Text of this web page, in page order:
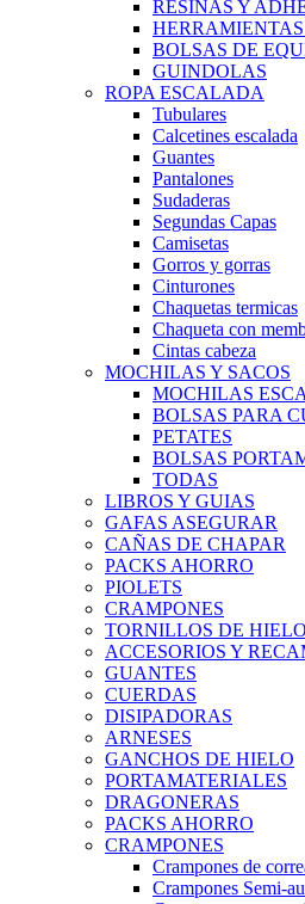
RESINAS Y
BOLSAS DE
GUINDOLAS
ROPA ESCALADA
Tubulares
Calcetines escalada
Guantes
Pantalones
Sudaderas
Segundas Capas
Camisetas
Gorros y gorras
Cinturones
Chaquetas termicas
Chaqueta con
Cintas cabeza
MOCHILAS Y SACOS
MOCHILAS
BOLSAS PARA
PETATES
BOLSAS
TODAS
LIBROS Y GUIAS
GAFAS ASEGURAR
CAÑAS DE CHAPAR
PACKS AHORRO
PIOLETS
CRAMPONES
TORNILLOS DE HIELO
ACCESORIOS Y
GUANTES
CUERDAS
DISIPADORAS
ARNESES
GANCHOS DE HIELO
PORTAMATERIALES
DRAGONERAS
PACKS AHORRO
CRAMPONES
Crampones de
Crampones Semi-